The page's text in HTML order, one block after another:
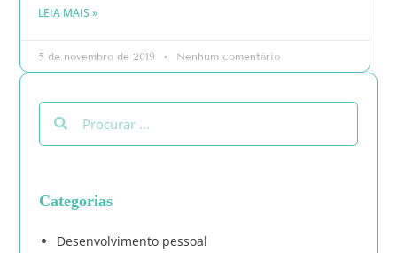
LEIA MAIS »
5 de novembro de 2019 Nenhum comentário
Categorias
Desenvolvimento pessoal